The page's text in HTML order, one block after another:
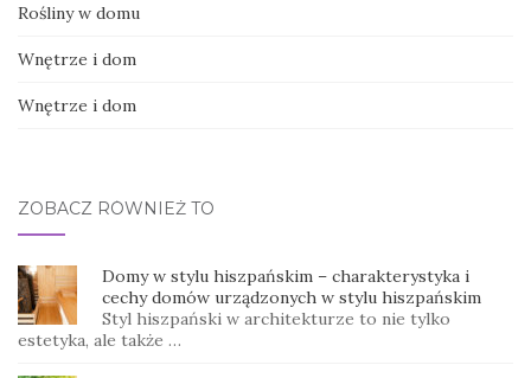
Rośliny w domu
Wnętrze i dom
Wnętrze i dom
ZOBACZ RÓWNIEŻ TO
Domy w stylu hiszpańskim – charakterystyka i
cechy domów urządzonych w stylu hiszpańskim
Styl hiszpański w architekturze to nie tylko
estetyka, ale także …